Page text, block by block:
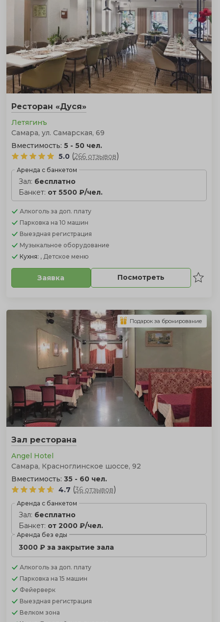
Ресторан «Дуся»
Летягинъ
Самара, ул. Самарская, 69
Вместимость: 5 - 50 чел.
5.0 (266 отзывов)
Аренда с банкетом
Зал: бесплатно
Банкет: от 5500 ₽/чел.
Алкоголь за доп. плату
Парковка на 10 машин
Выездная регистрация
Музыкальное оборудование
Кухня: , Детское меню
Заявка Посмотреть
Зал ресторана
Angel Hotel
Самара, Красноглинское шоссе, 92
Вместимость: 35 - 60 чел.
4.7 (36 отзывов)
Аренда с банкетом
Зал: бесплатно
Банкет: от 2000 ₽/чел.
Аренда без еды
3000 ₽ за закрытие зала
Алкоголь за доп. плату
Парковка на 15 машин
Фейерверк
Выездная регистрация
Велком зона
Подарок за бронирование